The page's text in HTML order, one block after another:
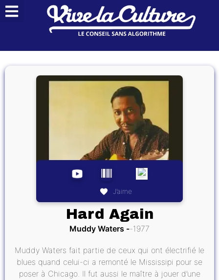
J’aime
Hard Again
Muddy Waters 1977
Muddy Waters fait partie de ceux qui ont électrifié le
blues quand celui-ci a remonté le Mississipi pour se
poser à Chicago. Il fut aussi le maître à jouer d’une